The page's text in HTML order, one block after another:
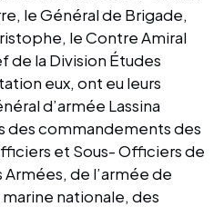
le Général de Brigade,
le Contre Amiral
de la Division Études
eux, ont eu leurs
d’armée Lassina
des commandements des
et Sous- Officiers de
de l’armée de
marine nationale, des